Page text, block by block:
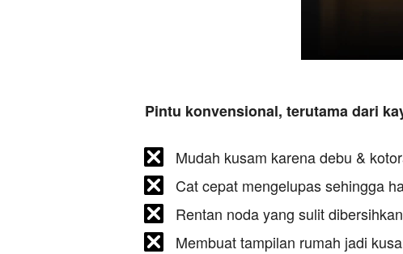
Pintu konvensional, terutama dari
Mudah kusam karena debu &
Cat cepat mengelupas sehingga
Rentan noda yang sulit
Membuat tampilan rumah jadi